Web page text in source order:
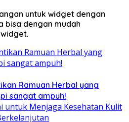
untuk widget dengan
dengan mudah
Ramuan Herbal yang
sangat ampuh!